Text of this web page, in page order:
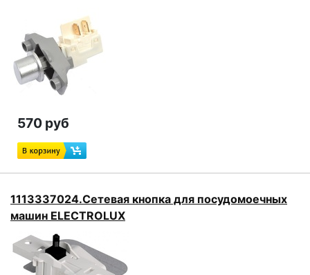
570 руб
1113337024.Сетевая кнопка для посудомоечных
машин ELECTROLUX